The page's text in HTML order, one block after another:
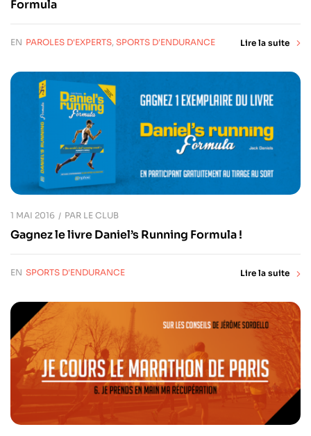
Formula
EN PAROLES D'EXPERTS, SPORTS D'ENDURANCE Lire la suite
1 MAI 2016 PAR LE CLUB
Gagnez le livre Daniel’s Running Formula !
EN SPORTS D'ENDURANCE Lire la suite